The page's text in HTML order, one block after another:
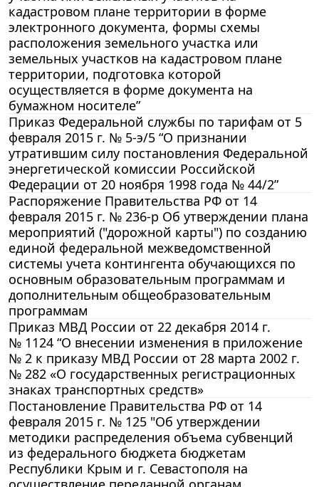
кадастровом плане территории в форме
электронного документа, формы схемы
расположения земельного участка или
земельных участков на кадастровом плане
территории, подготовка которой
осуществляется в форме документа на
бумажном носителе”
Приказ Федеральной службы по тарифам от 5
февраля 2015 г. № 5-э/5 “О признании
утратившим силу постановления Федеральной
энергетической комиссии Российской
Федерации от 20 ноября 1998 года № 44/2”
Распоряжение Правительства РФ от 14
февраля 2015 г. № 236-р Об утверждении плана
мероприятий ("дорожной карты") по созданию
единой федеральной межведомственной
системы учета контингента обучающихся по
основным образовательным программам и
дополнительным общеобразовательным
программам
Приказ МВД России от 22 декабря 2014 г.
№ 1124 “О внесении изменения в приложение
№ 2 к приказу МВД России от 28 марта 2002 г.
№ 282 «О государственных регистрационных
знаках транспортных средств»
Постановление Правительства РФ от 14
февраля 2015 г. № 125 "Об утверждении
методики распределения объема субвенций
из федерального бюджета бюджетам
Республики Крым и г. Севастополя на